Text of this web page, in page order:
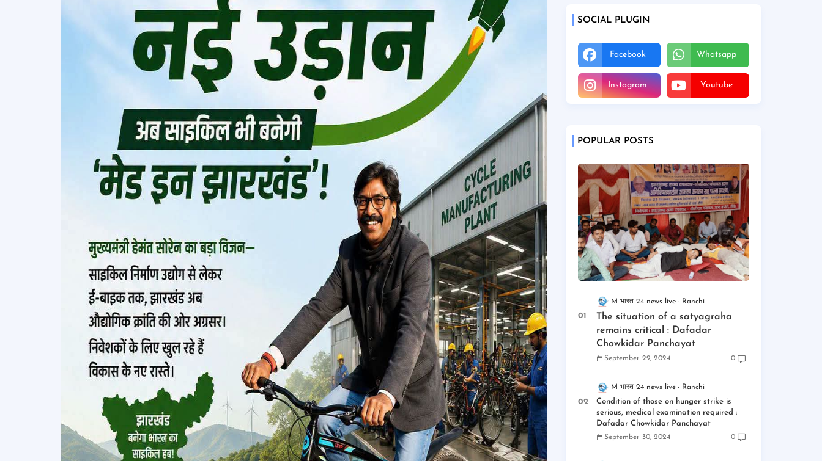
SOCIAL PLUGIN
Facebook Whatsapp
Instagram Youtube
POPULAR POSTS
M भारत 24 news live Ranchi
The situation of a satyagraha
remains critical : Dafadar
Chowkidar Panchayat
September 29, 2024 0
M भारत 24 news live Ranchi
Condition of those on hunger strike is
serious, medical examination required :
Dafadar Chowkidar Panchayat
September 30, 2024 0